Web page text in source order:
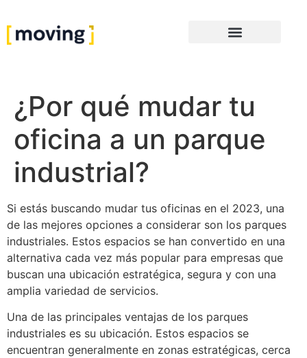
¿Por qué mudar tu
oficina a un parque
industrial?
Si estás buscando mudar tus oficinas en el 2023, una
de las mejores opciones a considerar son los parques
industriales. Estos espacios se han convertido en una
alternativa cada vez más popular para empresas que
buscan una ubicación estratégica, segura y con una
amplia variedad de servicios.
Una de las principales ventajas de los parques
industriales es su ubicación. Estos espacios se
encuentran generalmente en zonas estratégicas, cerca